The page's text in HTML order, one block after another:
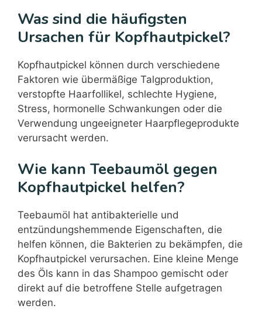
Was sind die häufigsten
Ursachen für Kopfhautpickel?
Kopfhautpickel können durch verschiedene
Faktoren wie übermäßige Talgproduktion,
verstopfte Haarfollikel, schlechte Hygiene,
Stress, hormonelle Schwankungen oder die
Verwendung ungeeigneter Haarpflegeprodukte
verursacht werden.
Wie kann Teebaumöl gegen
Kopfhautpickel helfen?
Teebaumöl hat antibakterielle und
entzündungshemmende Eigenschaften, die
helfen können, die Bakterien zu bekämpfen, die
Kopfhautpickel verursachen. Eine kleine Menge
des Öls kann in das Shampoo gemischt oder
direkt auf die betroffene Stelle aufgetragen
werden.